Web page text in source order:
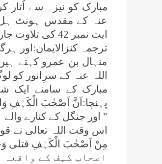
مبارک کو نیزہ سے اُتار
ایت نمبر 42 کی تلاوت جاری تھی،
ترجمہ کنزالایمان:اور
منہال بن عمرو کہتے
اللہ عنہ کے سرِانور کو
پہنچا:اَنَّ اَصْحٰبَ الْکَہْفِ
" اور جنگل کے کنارے
اس وقت اللہ تعالی نے
مِنْ اَصْحٰبَ الْکَہْفِ قتلی
اصحاب کہف کے